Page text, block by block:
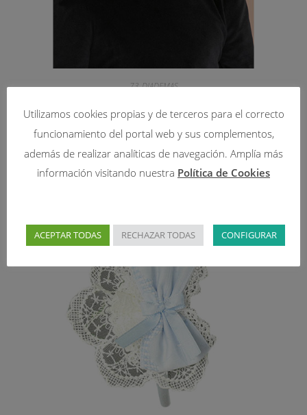
73-DIADEMAS
19,99€ 15,99€
Seleccionar opciones
¡OFERTA!
Utilizamos cookies propias y de terceros para el correcto
funcionamiento del portal web y sus complementos,
además de realizar analíticas de navegación. Amplía más
información visitando nuestra Política de Cookies
ACEPTAR TODAS RECHAZAR TODAS CONFIGURAR